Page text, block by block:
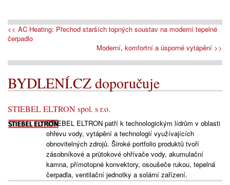
<< AC Heating: Přechod starších topných soustav na moderní tepelné
čerpadlo
Moderní, komfortní a úsporné vytápění >>
BYDLENÍ.CZ doporučuje
STIEBEL ELTRON spol. s r.o.
STIEBEL ELTRON patří k technologickým lídrům v oblasti
ohřevu vody, vytápění a technologií využívajících
obnovitelných zdrojů. Široké portfolio produktů tvoří
zásobníkové a průtokové ohřívače vody, akumulační
kamna, přímotopné konvektory, osoušeče rukou, tepelná
čerpadla, ventilační jednotky a solární zařízení.